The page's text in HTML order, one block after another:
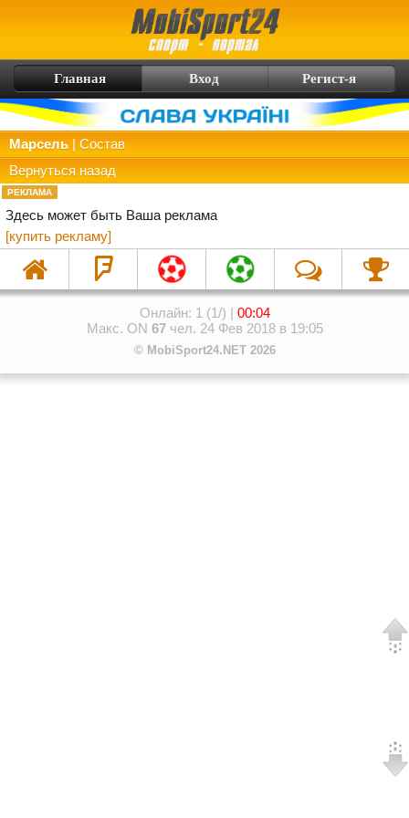
Главная Вход Регист-я
Марсель | Состав
Вернуться назад
РЕКЛАМА
Здесь может быть Ваша реклама
[купить рекламу]
Онлайн: 1 (1/) | 00:04
Макс. ON 67чел. 24 Фев 2018 в 19:05
© MobiSport24.NET 2026